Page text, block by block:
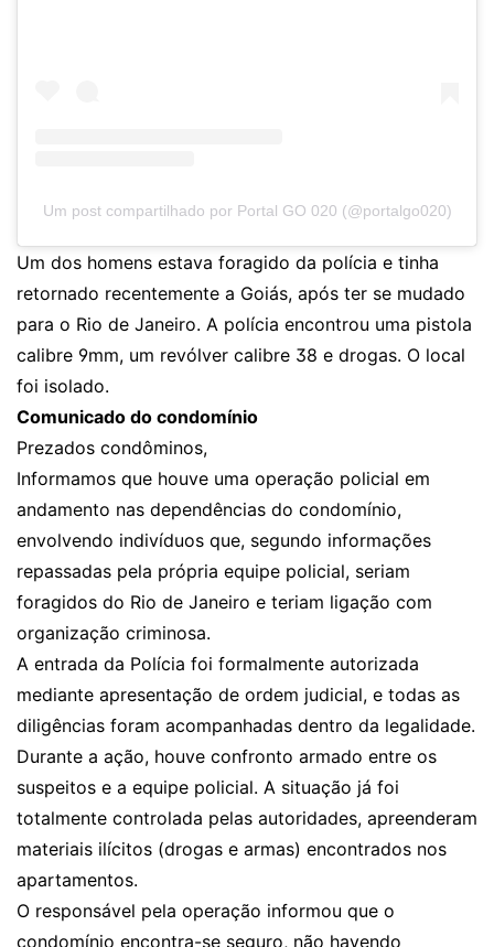
Um post compartilhado por Portal GO 020 (@portalgo020)
Um dos homens estava foragido da polícia e tinha
retornado recentemente a Goiás, após ter se mudado
para o Rio de Janeiro. A polícia encontrou uma pistola
calibre 9mm, um revólver calibre 38 e drogas. O local
foi isolado.
Comunicado do condomínio
Prezados condôminos,
Informamos que houve uma operação policial em
andamento nas dependências do condomínio,
envolvendo indivíduos que, segundo informações
repassadas pela própria equipe policial, seriam
foragidos do Rio de Janeiro e teriam ligação com
organização criminosa.
A entrada da Polícia foi formalmente autorizada
mediante apresentação de ordem judicial, e todas as
diligências foram acompanhadas dentro da legalidade.
Durante a ação, houve confronto armado entre os
suspeitos e a equipe policial. A situação já foi
totalmente controlada pelas autoridades, apreenderam
materiais ilícitos (drogas e armas) encontrados nos
apartamentos.
O responsável pela operação informou que o
condomínio encontra-se seguro, não havendo